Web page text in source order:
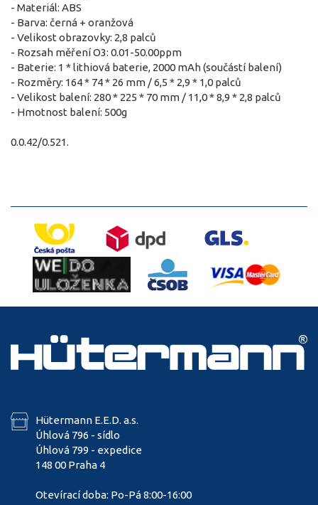
- Materiál: ABS
- Barva: černá + oranžová
- Velikost obrazovky: 2,8 palců
- Rozsah měření O3: 0.01-50.00ppm
- Baterie: 1 * lithiová baterie, 2000 mAh (součástí balení)
- Rozměry: 164 * 74 * 26 mm / 6,5 * 2,9 * 1,0 palců
- Velikost balení: 280 * 225 * 70 mm / 11,0 * 8,9 * 2,8 palců
- Hmotnost balení: 500g
0.0.42/0.521.
Hütermann E.E.D. a.s.
Úhlová 796 - sídlo
Úhlová 799 - expedice
148 00 Praha 4
Otevírací doba: Po-Pá 8:00-16:00